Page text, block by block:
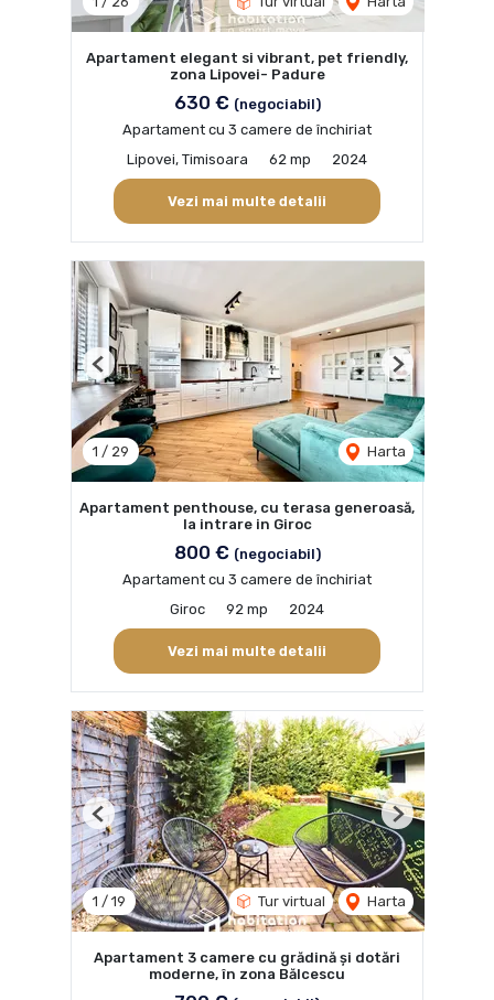
Apartament elegant si vibrant, pet friendly,
zona Lipovei- Padure
630 € (negociabil)
Apartament cu 3 camere de închiriat
Lipovei, Timisoara
62 mp 2024
Vezi mai multe detalii
1 / 29 Harta
Previous Next
Apartament penthouse, cu terasa generoasă,
la intrare in Giroc
800 € (negociabil)
Apartament cu 3 camere de închiriat
Giroc
92 mp 2024
Vezi mai multe detalii
1 / 19 Tur virtual Harta
Previous Next
Apartament 3 camere cu grădină și dotări
moderne, în zona Bălcescu